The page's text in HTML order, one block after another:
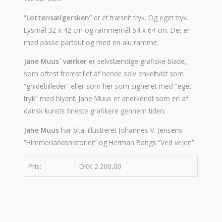
”Lotterisælgersken” er et træsnit tryk. Og eget tryk.
Lysmål 32 x 42 cm og rammemål 54 x 64 cm. Det er
med passe partout og med en alu ramme.
Jane Muus´ værker er selvstændige grafiske blade,
som oftest fremstillet af hende selv enkeltvist som
”gnidebilleder” eller som her som signeret med ”eget
tryk” med blyant. Jane Muus er anerkendt som en af
dansk kunsts fineste grafikere gennem tiden.
Jane Muus har bl.a. illustreret Johannes V. Jensens
”Himmerlandshistorier” og Herman Bangs ”Ved vejen”
Pris: DKK 2.200,00